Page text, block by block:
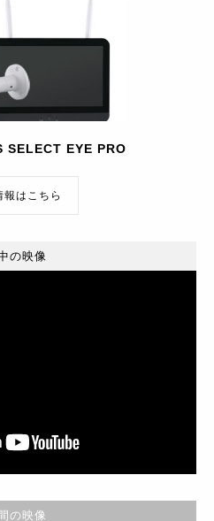
SELECT EYE PRO
報はこちら
の映像
の映像